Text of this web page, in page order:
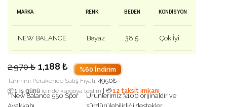
MARKA
NEW BALANCE
RENK
Beyaz
BEDEN
38.5
KONDISYON
Çok İyi
2,970₺ 1,188 ₺ %60 İndirim
Tahmini Perakende Satış Fiyatı: 4950₺
📦1 iş günü içinde kargoya teslim 💳12 taksit imkanı
* New Balance 550 Spor
Ürünlerimiz %100 orijinaldir ve